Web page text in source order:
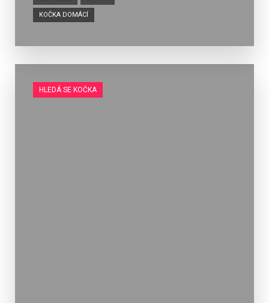
KOČKA DOMÁCÍ
HLEDÁ SE KOČKA